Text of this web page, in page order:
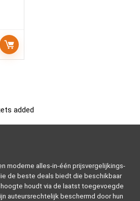
added
moderne alles-in-één prijsvergelijkings-
de beste deals biedt die beschikbaar
hoogte houdt via de laatst toegevoegde
auteursrechtelijk beschermd door hun